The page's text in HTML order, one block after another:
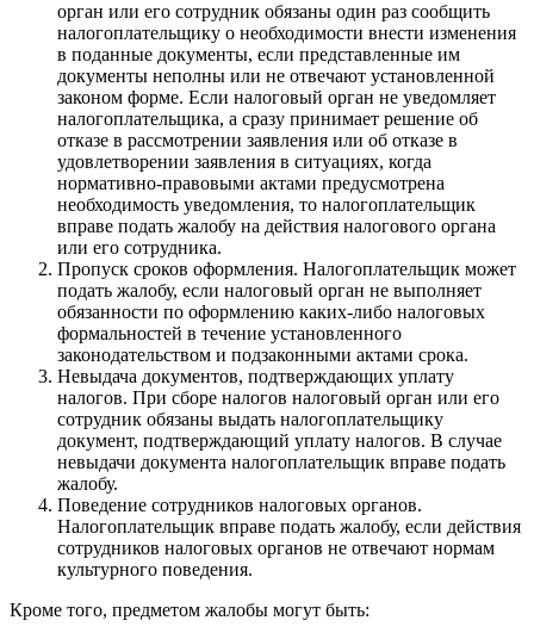
орган или его сотрудник обязаны один раз сообщить
налогоплательщику о необходимости внести изменения
в поданные документы, если представленные им
документы неполны или не отвечают установленной
законом форме. Если налоговый орган не уведомляет
налогоплательщика, а сразу принимает решение об
отказе в рассмотрении заявления или об отказе в
удовлетворении заявления в ситуациях, когда
нормативно-правовыми актами предусмотрена
необходимость уведомления, то налогоплательщик
вправе подать жалобу на действия налогового органа
или его сотрудника.
Пропуск сроков оформления. Налогоплательщик может
подать жалобу, если налоговый орган не выполняет
обязанности по оформлению каких-либо налоговых
формальностей в течение установленного
законодательством и подзаконными актами срока.
Невыдача документов, подтверждающих уплату
налогов. При сборе налогов налоговый орган или его
сотрудник обязаны выдать налогоплательщику
документ, подтверждающий уплату налогов. В случае
невыдачи документа налогоплательщик вправе подать
жалобу.
Поведение сотрудников налоговых органов.
Налогоплательщик вправе подать жалобу, если действия
сотрудников налоговых органов не отвечают нормам
культурного поведения.
Кроме того, предметом жалобы могут быть: